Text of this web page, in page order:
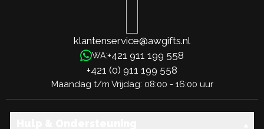
klantenservice@awgifts.nl
WA:+421 911 199 558
+421 (0) 911 199 558
Maandag t/m Vrijdag: 08:00 - 16:00 uur